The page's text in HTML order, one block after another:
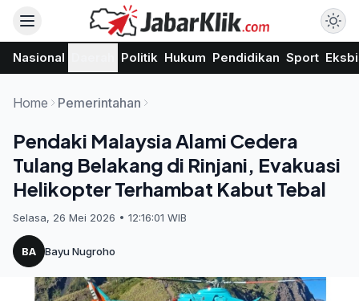
Nasional Politik Hukum Pendidikan Sport
Home Pemerintahan
Pendaki Malaysia Alami Cedera
Tulang Belakang di Rinjani, Evakuasi
Helikopter Terhambat Kabut Tebal
Selasa, 26 Mei 2026 • 12:16:01 WIB
BA Bayu Nugroho